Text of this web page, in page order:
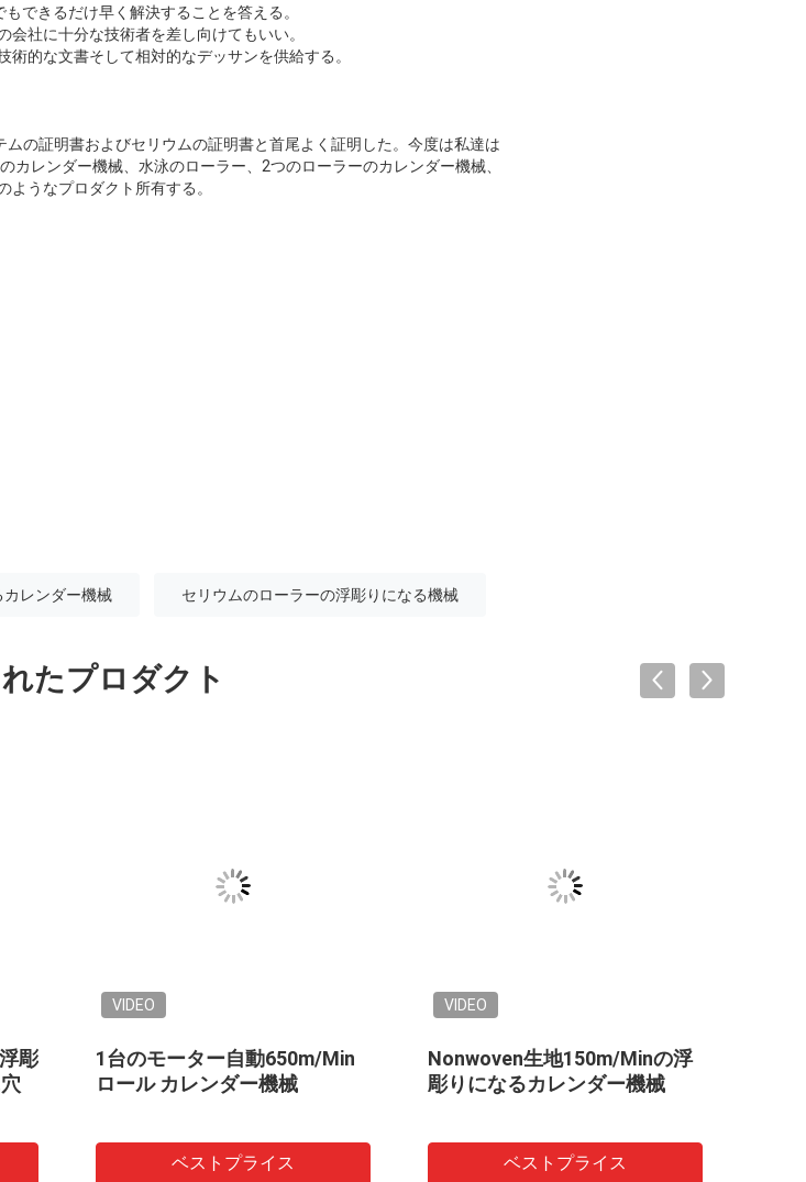
できるだけ早く解決することを答える。
社に十分な技術者を差し向けてもいい。
的な文書そして相対的なデッサンを供給する。
の証明書およびセリウムの証明書と首尾よく証明した。今度は私達は
レンダー機械、水泳のローラー、2つのローラーのカレンダー機械、
うなプロダクト所有する。
レンダー機械 セリウムのローラーの浮彫りになる機械
たプロダクト
彫
VIDEO
1台のモーター自動650m/Min
ロール カレンダー機械
ベストプライス
VIDEO
Nonwoven生地150m/Minの浮
彫りになるカレンダー機械
ベストプライス